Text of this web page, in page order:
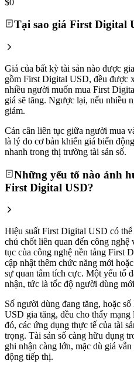
Tại sao giá First Digital
Giá của bất kỳ tài sản nào được
gồm First Digital USD, đều được
nhiều người muốn mua First
giá sẽ tăng. Ngược lại, nếu nhiều
giảm.
Cán cân liên tục giữa người mua
là lý do cơ bản khiến giá biến
nhanh trong thị trường tài sản số.
Những yếu tố nào ảnh
First Digital USD?
Hiệu suất First Digital USD có
chủ chốt liên quan đến công
tục của công nghệ nền tảng First
cập nhật thêm chức năng mới
sự quan tâm tích cực. Một yếu tố
nhận, tức là tốc độ người dùng
Số người dùng đang tăng, hoặc
USD gia tăng, đều cho thấy
đó, các ứng dụng thực tế của tài
trọng. Tài sản số càng hữu dụng
ghi nhận càng lớn, mặc dù giá
động tiếp thị.